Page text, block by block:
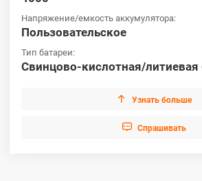
Напряжение/емкость аккумулятора:
Пользовательское
Тип батареи:
Свинцово-кислотная/литиевая
 Узнать больше
 Cпрашивать